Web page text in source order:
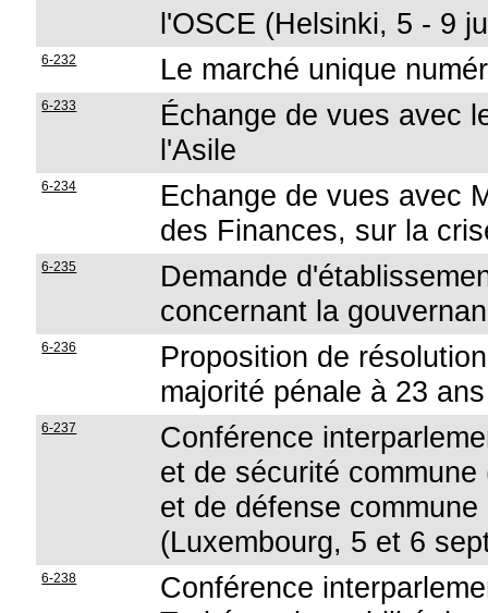
l'OSCE (Helsinki, 5 - 9
6-232 Le marché unique
6-233
Échange de vues avec
l'Asile
6-234
Echange de vues avec
des Finances, sur la
6-235
Demande
concernant la
6-236
Proposition de
majorité pénale à 23 ans
6-237
Conférence
et de sécurité
et de défense commune
(Luxembourg, 5 et 6
6-238
Conférence